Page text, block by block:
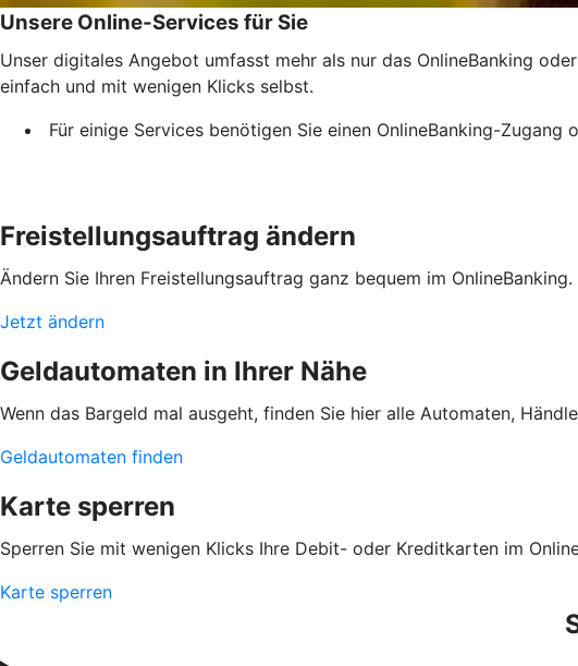
Unsere Online-Services für Sie
Unser digitales Angebot umfasst mehr als nur das OnlineBanking
einfach und mit wenigen Klicks selbst.
Für einige Services benötigen Sie einen OnlineBanking-Zugang
Freistellungsauftrag ändern
Ändern Sie Ihren Freistellungsauftrag ganz bequem im OnlineBanking.
Jetzt ändern
Geldautomaten in Ihrer Nähe
Wenn das Bargeld mal ausgeht, finden Sie hier alle Automaten,
Geldautomaten finden
Karte sperren
Sperren Sie mit wenigen Klicks Ihre Debit- oder Kreditkarten im
Karte sperren